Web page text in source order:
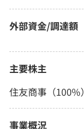
外部資金/調達額
主要株主
住友商事（100%）
事業概況